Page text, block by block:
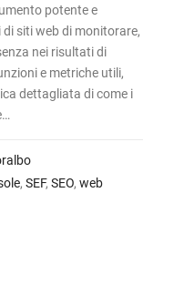
potente e
siti web di monitorare,
nei risultati di
e metriche utili,
dettagliata di come i
, SEF, SEO, web